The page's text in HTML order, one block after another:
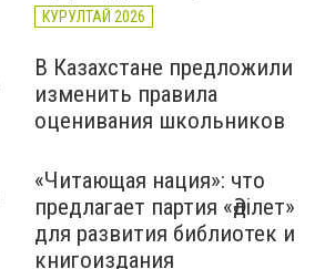
КУРУЛТАЙ 2026
В Казахстане предложили
изменить правила
оценивания школьников
«Читающая нация»: что
предлагает партия «Әділет»
для развития библиотек и
книгоиздания